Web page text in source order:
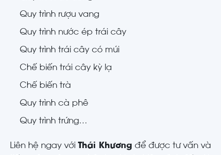
Quy trình rượu vang
Quy trình nước ép trái cây
Quy trình trái cây có múi
Chế biến trái cây kỳ lạ
Chế biến trà
Quy trình cà phê
Quy trình trứng…
Liên hệ ngay với Thái Khương để được tư vấn và